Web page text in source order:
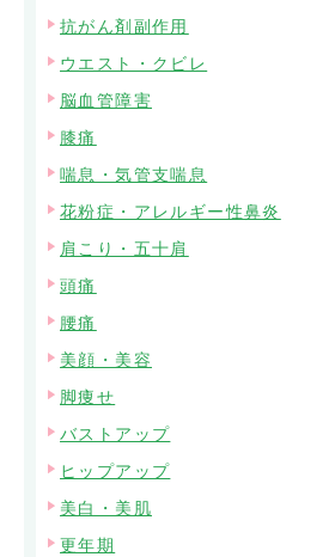
抗がん剤副作用
ウエスト・クビレ
脳血管障害
膝痛
喘息・気管支喘息
花粉症・アレルギー性鼻炎
肩こり・五十肩
頭痛
腰痛
美顔・美容
脚痩せ
バストアップ
ヒップアップ
美白・美肌
更年期